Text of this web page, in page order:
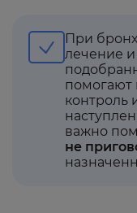
При
лечение
помогают
контроль
важно
не